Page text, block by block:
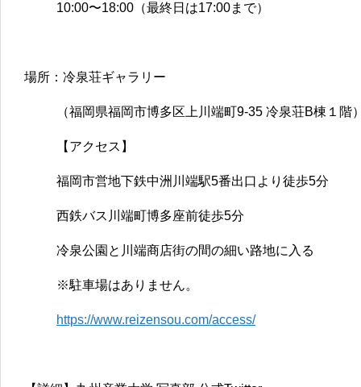
10:00〜18:00（最終日は17:00まで）
場所：冷泉荘ギャラリー
（福岡県福岡市博多区上川端町9-35 冷泉荘B棟１階
【アクセス】
福岡市営地下鉄中洲川端駅5番出口より徒歩5分
西鉄バス川端町博多座前徒歩5分
冷泉公園と川端商店街の間の細い路地に入る
※駐車場はありません。
https://www.reizensou.com/access/